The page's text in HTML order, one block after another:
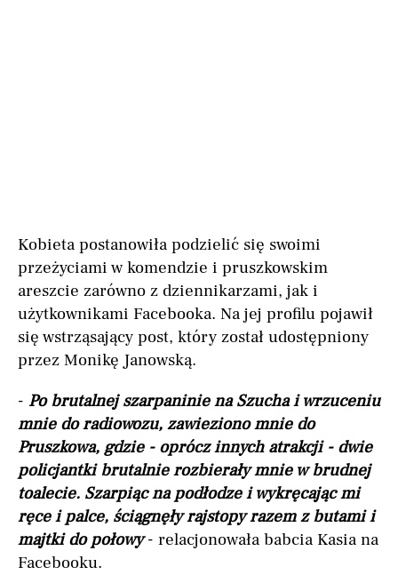
Kobieta postanowiła podzielić się swoimi
przeżyciami w komendzie i pruszkowskim
areszcie zarówno z dziennikarzami, jak i
użytkownikami Facebooka. Na jej profilu pojawił
się wstrząsający post, który został udostępniony
przez Monikę Janowską.
- Po brutalnej szarpaninie na Szucha i wrzuceniu
mnie do radiowozu, zawieziono mnie do
Pruszkowa, gdzie - oprócz innych atrakcji - dwie
policjantki brutalnie rozbierały mnie w brudnej
toalecie. Szarpiąc na podłodze i wykręcając mi
ręce i palce, ściągnęły rajstopy razem z butami i
majtki do połowy- relacjonowała babcia Kasia na
Facebooku.